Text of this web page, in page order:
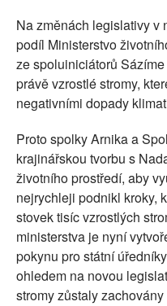
Na změnách legislativy v
podíl Ministerstvo
ze spoluiniciátorů
právě vzrostlé stromy,
negativními dopady
Proto spolky Arnika a
krajinářskou tvorbu s
životního prostředí, aby
nejrychleji podnikl kroky,
stovek tisíc vzrostlých
ministerstva je nyní
pokynu pro státní
ohledem na novou
stromy zůstaly